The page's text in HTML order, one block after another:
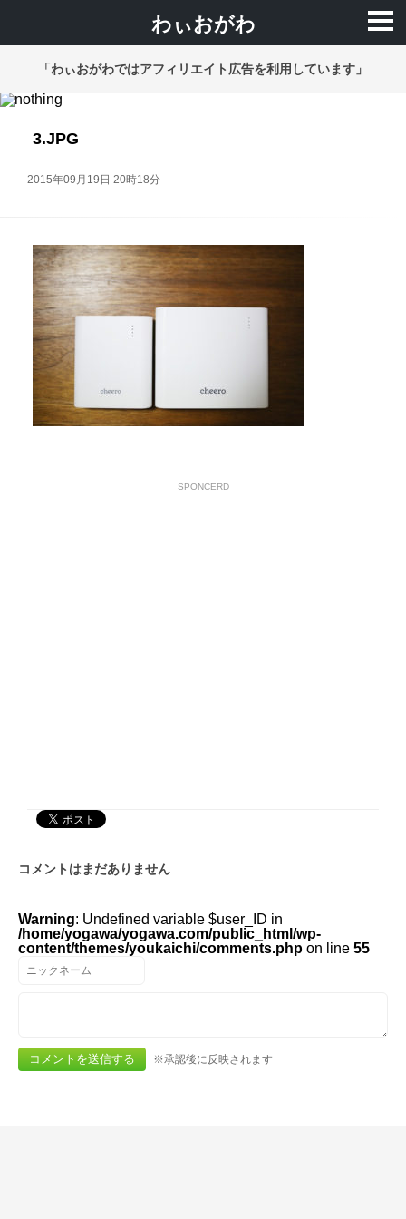
わぃおがわ
「わぃおがわではアフィリエイト広告を利用しています」
3.JPG
2015年09月19日 20時18分
SPONCERD
コメントはまだありません
Warning: Undefined variable $user_ID in
/home/yogawa/yogawa.com/public_html/wp-
content/themes/youkaichi/comments.php on line 55
※承認後に反映されます